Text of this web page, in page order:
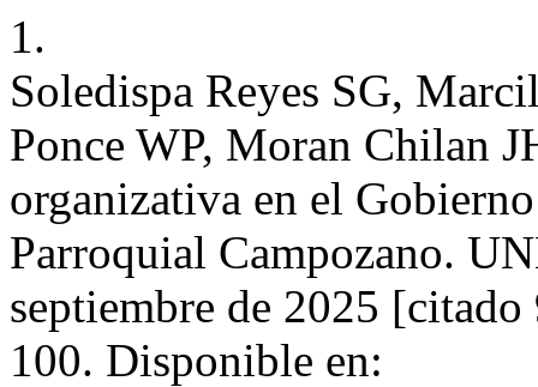
1.
Soledispa Reyes SG,
Ponce WP, Moran Chilan
organizativa en el
Parroquial Campozano.
septiembre de 2025
100. Disponible en: